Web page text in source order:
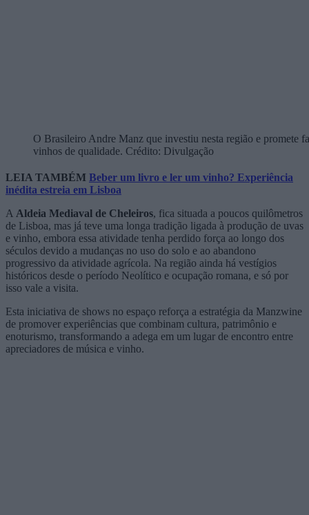
O Brasileiro Andre Manz que investiu nesta região e promete
vinhos de qualidade. Crédito: Divulgação
LEIA TAMBÉM Beber um livro e ler um vinho? Experiência
inédita estreia em Lisboa
A Aldeia Mediaval de Cheleiros, fica situada a poucos quilômetros
de Lisboa, mas já teve uma longa tradição ligada à produção de uvas
e vinho, embora essa atividade tenha perdido força ao longo dos
séculos devido a mudanças no uso do solo e ao abandono
progressivo da atividade agrícola. Na região ainda há vestígios
históricos desde o período Neolítico e ocupação romana, e só por
isso vale a visita.
Esta iniciativa de shows no espaço reforça a estratégia da Manzwine
de promover experiências que combinam cultura, patrimônio e
enoturismo, transformando a adega em um lugar de encontro entre
apreciadores de música e vinho.